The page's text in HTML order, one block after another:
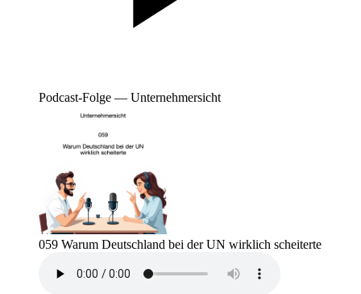
Podcast-Folge — Unternehmersicht
059 Warum Deutschland bei der UN wirklich scheiterte